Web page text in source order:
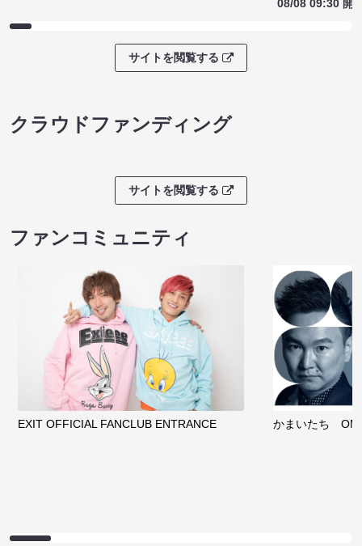
08/08 09:30 開
サイトを閲覧する
クラウドファンディング
サイトを閲覧する
ファンコミュニティ
EXIT OFFICIAL FANCLUB ENTRANCE かまいたち